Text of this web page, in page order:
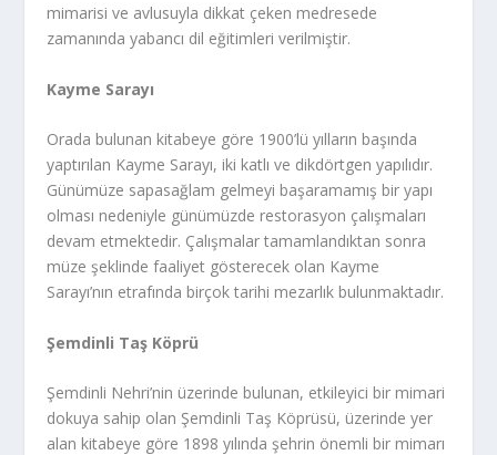
mimarisi ve avlusuyla dikkat çeken medresede
zamanında yabancı dil eğitimleri verilmiştir.
Kayme Sarayı
Orada bulunan kitabeye göre 1900’lü yılların başında
yaptırılan Kayme Sarayı, iki katlı ve dikdörtgen yapılıdır.
Günümüze sapasağlam gelmeyi başaramamış bir yapı
olması nedeniyle günümüzde restorasyon çalışmaları
devam etmektedir. Çalışmalar tamamlandıktan sonra
müze şeklinde faaliyet gösterecek olan Kayme
Sarayı’nın etrafında birçok tarihi mezarlık bulunmaktadır.
Şemdinli Taş Köprü
Şemdinli Nehri’nin üzerinde bulunan, etkileyici bir mimari
dokuya sahip olan Şemdinli Taş Köprüsü, üzerinde yer
alan kitabeye göre 1898 yılında şehrin önemli bir mimarı